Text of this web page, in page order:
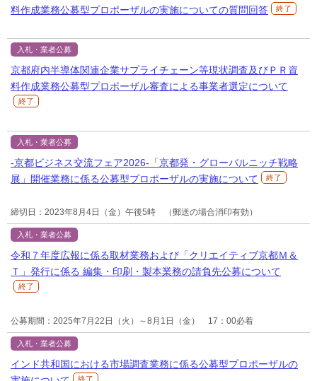
料作成業務公募型プロポーザルの実施についての質問回答
終了
入札・業者公募
京都府内半導体関連企業サプライチェーン等現状調査及びＰＲ資
料作成業務公募型プロポーザル審査による事業者選定について
終了
入札・業者公募
-京都ビジネス交流フェア2026-「京都発・グローバルニッチ戦略
展」開催業務に係る公募型プロポーザルの実施について
終了
締切日：2023年8月4日（金）午後5時 （郵送の場合消印有効）
入札・業者公募
令和７年度広報に係る取材業務および「クリエイティブ京都Ｍ＆
Ｔ」発行に係る 編集・印刷・製本業務の請負先公募について
終了
公募期間：2025年7月22日（火）～8月1日（金） 17：00必着
入札・業者公募
インド共和国における市場調査業務に係る公募型プロポーザルの
終了